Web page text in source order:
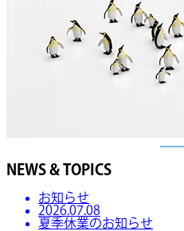
NEWS & TOPICS
お知らせ
2026.07.08
夏季休業のお知らせ